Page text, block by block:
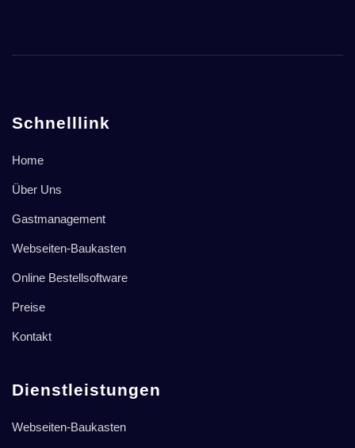
Schnelllink
Home
Über Uns
Gastmanagement
Webseiten-Baukasten
Online Bestellsoftware
Preise
Kontakt
Dienstleistungen
Webseiten-Baukasten